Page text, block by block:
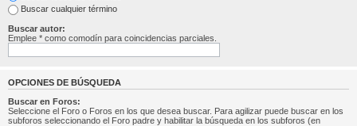
Buscar cualquier término
Buscar autor:
Emplee * como comodín para coincidencias parciales.
OPCIONES DE BÚSQUEDA
Buscar en Foros:
Seleccione el Foro o Foros en los que desea buscar. Para agilizar puede buscar en los
subforos seleccionando el Foro padre y habilitar la búsqueda en los subforos (en